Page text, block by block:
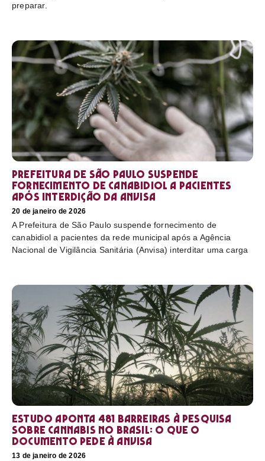
preparar.
Prefeitura de São Paulo suspende
fornecimento de canabidiol a pacientes
após interdição da Anvisa
20 de janeiro de 2026
A Prefeitura de São Paulo suspende fornecimento de
canabidiol a pacientes da rede municipal após a Agência
Nacional de Vigilância Sanitária (Anvisa) interditar uma carga
Estudo aponta 481 barreiras à pesquisa
sobre cannabis no Brasil: o que o
documento pede à Anvisa
13 de janeiro de 2026